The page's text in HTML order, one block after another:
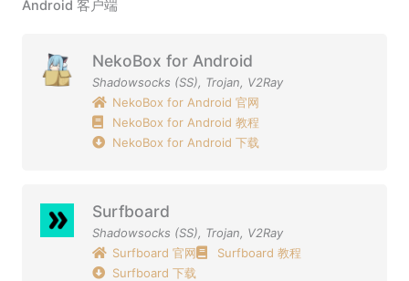
Android 客户端
NekoBox for Android
Shadowsocks (SS), Trojan, V2Ray
NekoBox for Android 官网
NekoBox for Android 教程
NekoBox for Android 下载
Surfboard
Shadowsocks (SS), Trojan, V2Ray
Surfboard 官网
Surfboard 教程
Surfboard 下载